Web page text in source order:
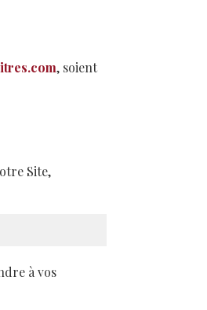
, soient
Site,
à vos